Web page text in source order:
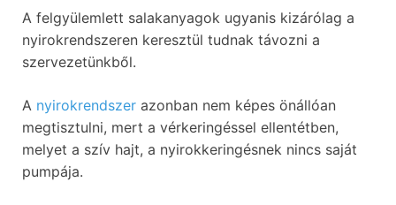
A felgyülemlett salakanyagok ugyanis kizárólag a
nyirokrendszeren keresztül tudnak távozni a
szervezetünkből.
A nyirokrendszer azonban nem képes önállóan
megtisztulni, mert a vérkeringéssel ellentétben,
melyet a szív hajt, a nyirokkeringésnek nincs saját
pumpája.